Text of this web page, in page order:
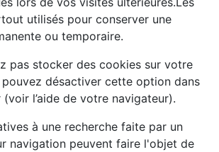
utilisés pour conserver une
ou temporaire.
pas stocker des cookies sur votre
désactiver cette option dans
l’aide de votre navigateur).
à une recherche faite par un
navigation peuvent faire l'objet de